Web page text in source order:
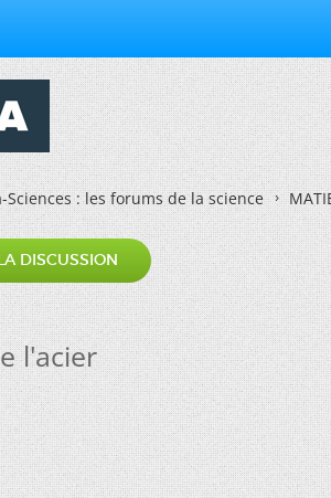
Sciences : les forums de la science
DISCUSSION
l'acier